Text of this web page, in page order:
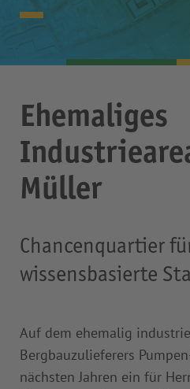
Ehemaliges
Müller
Chancenquartier
wissensbasierte
Auf dem ehemalig
Bergbauzulieferers
nächsten Jahren ein für